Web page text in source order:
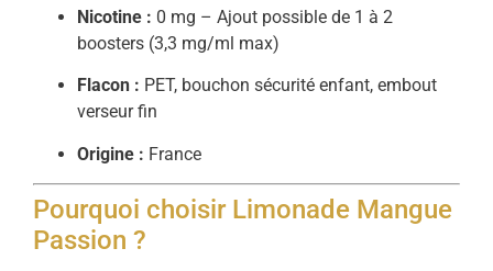
Nicotine : 0 mg – Ajout possible de 1 à 2
boosters (3,3 mg/ml max)
Flacon : PET, bouchon sécurité enfant, embout
verseur fin
Origine : France
Pourquoi choisir Limonade Mangue
Passion ?